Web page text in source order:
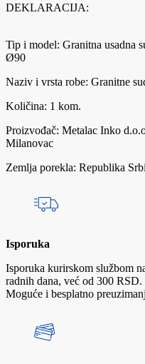
DEKLARACIJA:
Tip i model: Granitna usadna
Ø90
Naziv i vrsta robe: Granitne
Količina: 1 kom.
Proizvođač: Metalac Inko
Milanovac
Zemlja porekla: Republika
Isporuka
Isporuka kurirskom službom
radnih dana, već od 300 RSD.
Moguće i besplatno